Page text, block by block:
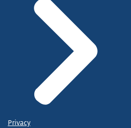
Privacy